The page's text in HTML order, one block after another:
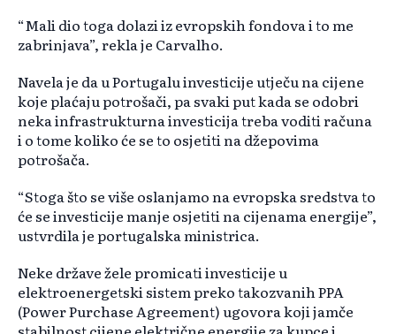
“Mali dio toga dolazi iz evropskih fondova i to me
zabrinjava”, rekla je Carvalho.
Navela je da u Portugalu investicije utječu na cijene
koje plaćaju potrošači, pa svaki put kada se odobri
neka infrastrukturna investicija treba voditi računa
i o tome koliko će se to osjetiti na džepovima
potrošača.
“Stoga što se više oslanjamo na evropska sredstva to
će se investicije manje osjetiti na cijenama energije”,
ustvrdila je portugalska ministrica.
Neke države žele promicati investicije u
elektroenergetski sistem preko takozvanih PPA
(Power Purchase Agreement) ugovora koji jamče